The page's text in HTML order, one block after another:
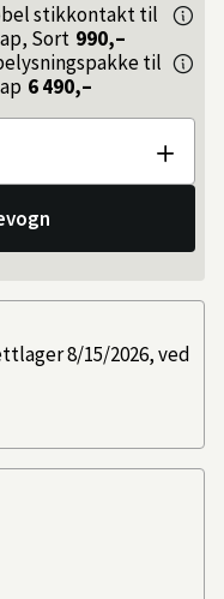
stikkontakt til
Sort 990,–
til
6 490,–
8/15/2026, ved